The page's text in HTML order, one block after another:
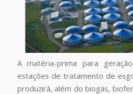
A matéria-prima para
estações de tratamento de
produzirá, além do biogás,